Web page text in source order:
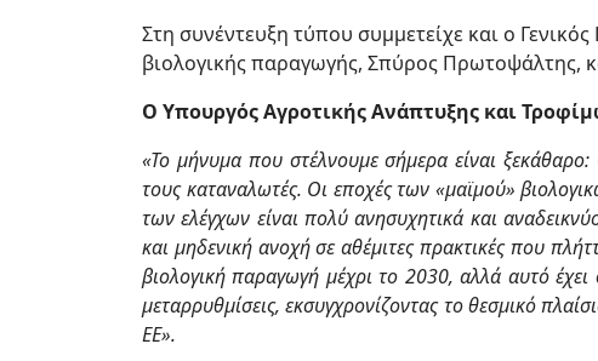
Στη συνέντευξη τύπου συμμετείχε και ο
βιολογικής παραγωγής, Σπύρος Πρωτοψάλτης,
Ο Υπουργός Αγροτικής Ανάπτυξης και
«Το μήνυμα που στέλνουμε σήμερα είναι
τους καταναλωτές. Οι εποχές των «μαϊμού»
των ελέγχων είναι πολύ ανησυχητικά και
και μηδενική ανοχή σε αθέμιτες πρακτικές που
βιολογική παραγωγή μέχρι το 2030, αλλά αυτό
μεταρρυθμίσεις, εκσυγχρονίζοντας το θεσμικό
ΕΕ».